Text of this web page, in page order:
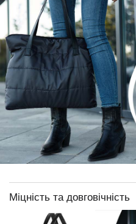
Міцність та довговічність